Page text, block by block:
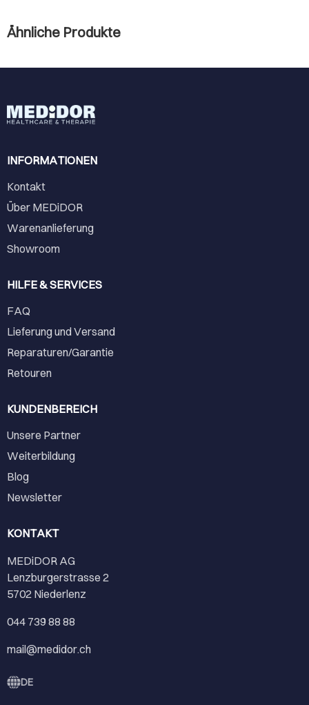
Ähnliche Produkte
INFORMATIONEN
Kontakt
Über MEDiDOR
Warenanlieferung
Showroom
HILFE & SERVICES
FAQ
Lieferung und Versand
Reparaturen/Garantie
Retouren
KUNDENBEREICH
Unsere Partner
Weiterbildung
Blog
Newsletter
KONTAKT
MEDiDOR AG
Lenzburgerstrasse 2
5702 Niederlenz
044 739 88 88
mail@medidor.ch
DE